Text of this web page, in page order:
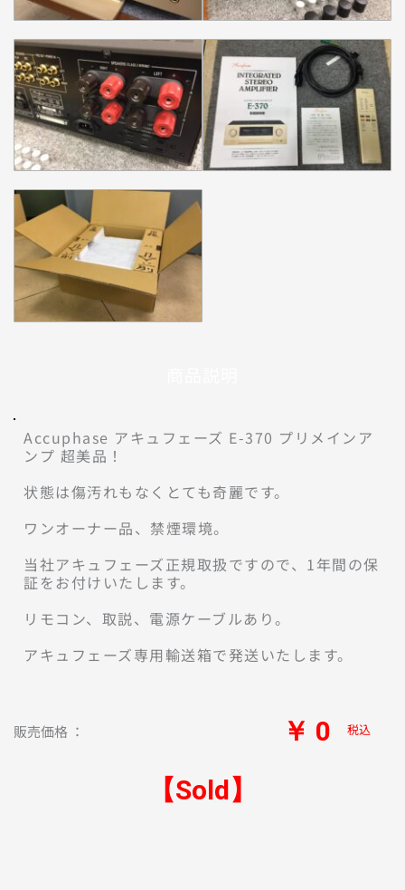
Accuphase アキュフェーズ E-370 プリメインア
ンプ 超美品！
状態は傷汚れもなくとても奇麗です。
ワンオーナー品、禁煙環境。
当社アキュフェーズ正規取扱ですので、1年間の保
証をお付けいたします。
リモコン、取説、電源ケーブルあり。
販売価格 ： ￥ 0 税込
【Sold】